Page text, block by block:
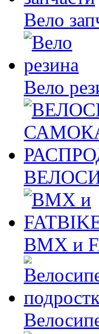
Вело
Вело
BMX и